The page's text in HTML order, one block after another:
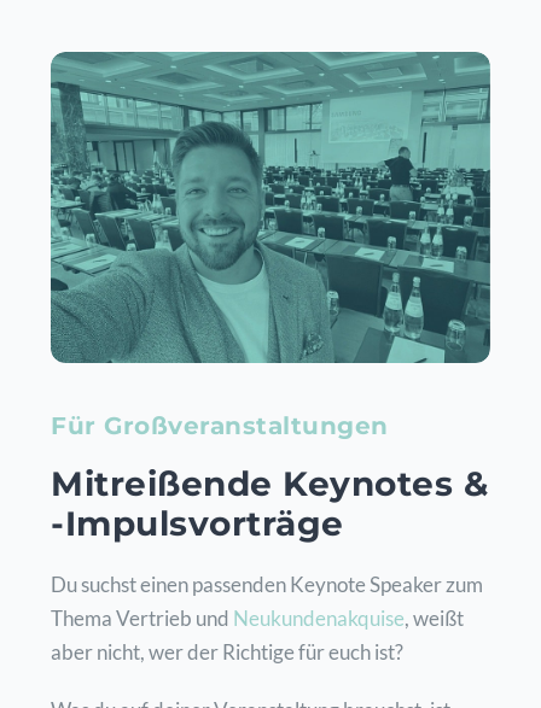
Für Großveranstaltungen
Mitreißende Keynotes &
-Impulsvorträge
Du suchst einen passenden Keynote Speaker zum
Thema Vertrieb und Neukundenakquise, weißt
aber nicht, wer der Richtige für euch ist?